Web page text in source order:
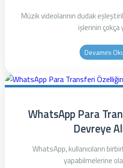
Müzik videolarının dudak
işlerinin çokça
Devamını
WhatsApp Para
Devreye
WhatsApp, kullanıcıların
yapabilmelerine